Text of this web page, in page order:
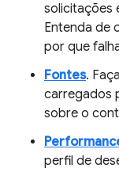
solicitações
Entenda de
por que
Fontes.
carregados
sobre o
perfil de